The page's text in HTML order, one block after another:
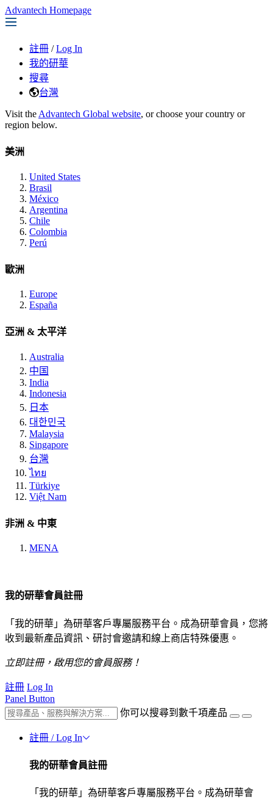
Advantech Homepage
註冊 / Log In
我的研華
搜尋
台灣
Visit the Advantech Global website, or choose your country or
region below.
美洲
United States
Brasil
México
Argentina
Chile
Colombia
Perú
歐洲
Europe
España
亞洲 & 太平洋
Australia
中国
India
Indonesia
日本
대한민국
Malaysia
Singapore
台灣
ไทย
Türkiye
Việt Nam
非洲 & 中東
MENA
我的研華會員註冊
「我的研華」為研華客戶專屬服務平台。成為研華會員，您將
收到最新產品資訊、研討會邀請和線上商店特殊優惠。
立即註冊，啟用您的會員服務！
註冊 Log In
Panel Button
你可以搜尋到數千項產品
註冊 / Log In
我的研華會員註冊
「我的研華」為研華客戶專屬服務平台。成為研華會